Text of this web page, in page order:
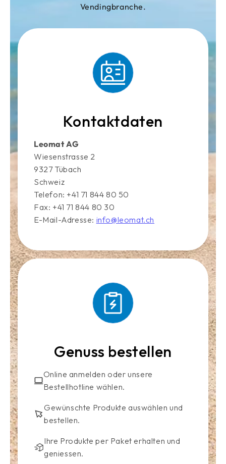
Vendingbranche.
Kontaktdaten
Leomat AG
Wiesenstrasse 2
9327 Tübach
Schweiz
Telefon: +41 71 844 80 50
Fax: +41 71 844 80 30
E-Mail-Adresse: info@leomat.ch
Genuss bestellen
Online anmelden oder unsere
Bestellhotline wählen.
Gewünschte Produkte auswählen und
bestellen.
Ihre Produkte per Paket erhalten und
geniessen.